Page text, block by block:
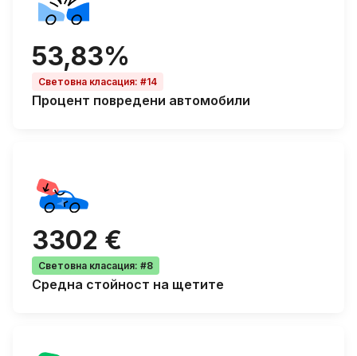
53,83%
Световна класация: #14
Процент повредени автомобили
3302 €
Световна класация: #8
Средна стойност на щетите